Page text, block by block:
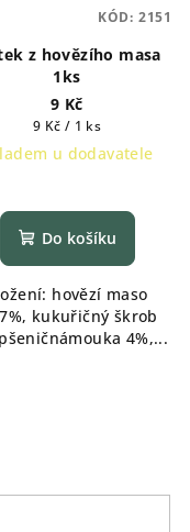
z hovězího masa
1ks
9 Kč
Měrná
cena:
9 Kč / 1 ks
u dodavatele
Do košíku
hovězí maso
kukuřičný škrob
4%,...
KÓD: 2151